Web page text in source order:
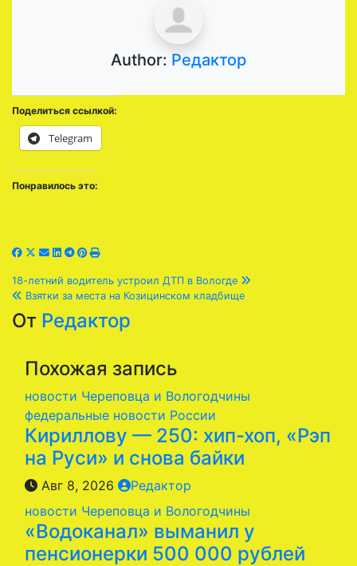
Author: Редактор
Поделиться ссылкой:
Telegram
Понравилось это:
Навигация
по
18-летний водитель устроил ДТП в Вологде
Взятки за места на Козицинском кладбище
От Редактор
Похожая запись
новости Череповца и Вологодчины
федеральные новости России
Кириллову — 250: хип-хоп, «Рэп
на Руси» и снова байки
Авг 8, 2026
Редактор
новости Череповца и Вологодчины
«Водоканал» выманил у
пенсионерки 500 000 рублей